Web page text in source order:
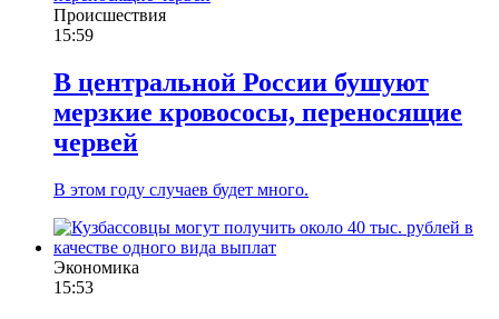
Происшествия
15:59
В центральной России бушуют
мерзкие кровососы, переносящие
червей
В этом году случаев будет много.
Экономика
15:53